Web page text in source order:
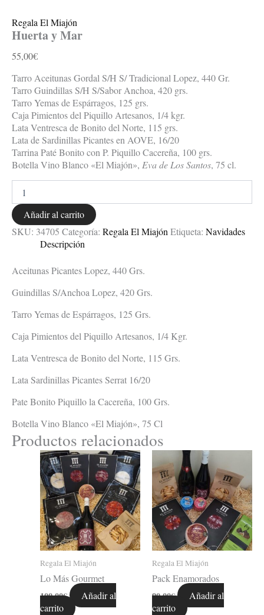
Regala El Miajón
Huerta y Mar
55,00€
Tarro Aceitunas Gordal S/H S/ Tradicional Lopez, 440 Gr.
Tarro Guindillas S/H S/Sabor Anchoa, 420 grs.
Tarro Yemas de Espárragos, 125 grs.
Caja Pimientos del Piquillo Artesanos, 1/4 kgr.
Lata Ventresca de Bonito del Norte, 115 grs.
Lata de Sardinillas Picantes en AOVE, 16/20
Tarrina Paté Bonito con P. Piquillo Cacereña, 100 grs.
Botella Vino Blanco «El Miajón», Eva de Los Santos, 75 cl.
Añadir al carrito
SKU: 34705 Categoría: Regala El MiajónEtiqueta: Navidades
Descripción
Aceitunas Picantes Lopez, 440 Grs.
Guindillas S/Anchoa Lopez, 420 Grs.
Tarro Yemas de Espárragos, 125 Grs.
Caja Pimientos del Piquillo Artesanos, 1/4 Kgr.
Lata Ventresca de Bonito del Norte, 115 Grs.
Lata Sardinillas Picantes Serrat 16/20
Pate Bonito Piquillo la Cacereña, 100 Grs.
Botella Vino Blanco «El Miajón», 75 Cl
Productos relacionados
Regala El Miajón
Lo Más Gourmet
100,00€
Añadir al
carrito
Regala El Miajón
Pack Enamorados
90,00€
Añadir al
carrito